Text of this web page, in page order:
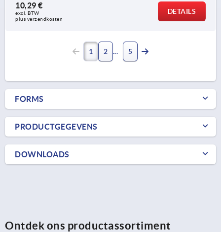
10,29 €
excl. BTW
plus verzendkosten
DETAILS
1 2 5
FORMS
PRODUCTGEGEVENS
DOWNLOADS
Ontdek ons productassortiment